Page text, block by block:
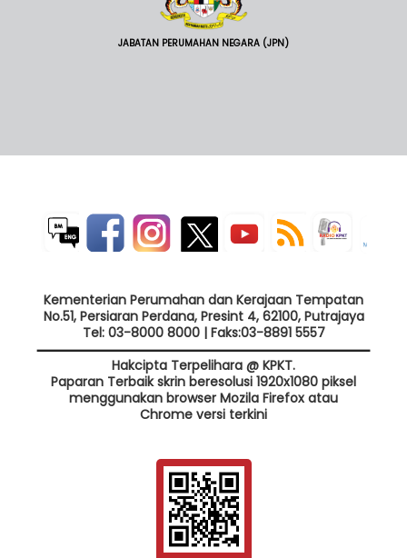
JABATAN PERUMAHAN NEGARA (JPN)
Kementerian Perumahan dan Kerajaan Tempatan
No.51, Persiaran Perdana, Presint 4, 62100, Putrajaya
Tel: 03-8000 8000 | Faks:03-8891 5557
Hakcipta Terpelihara @ KPKT.
Paparan Terbaik skrin beresolusi 1920x1080 piksel
menggunakan browser Mozila Firefox atau
Chrome versi terkini